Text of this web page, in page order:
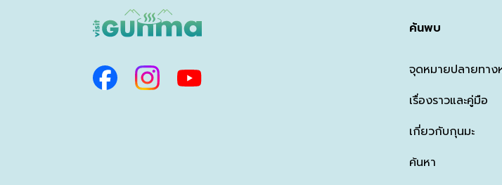
ค้นพบ
จุดหมายปลายทาง
เรื่องราวและคู่มือ
เกี่ยวกับกุนมะ
ค้นหา